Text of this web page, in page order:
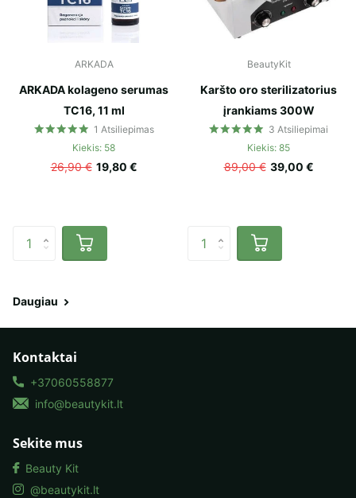
ARKADA
ARKADA kolageno serumas
TC16, 11 ml
1 Atsiliepimas
Kiekis: 58
26,90 € 19,80 €
BeautyKit
Karšto oro sterilizatorius
įrankiams 300W
3 Atsiliepimai
Kiekis: 85
89,00 € 39,00 €
Daugiau
Kontaktai
+37060558877
info@beautykit.lt
Sekite mus
Beauty Kit
@beautykit.lt